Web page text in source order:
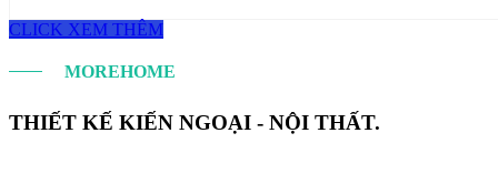
CLICK XEM THÊM
MOREHOME
THIẾT KẾ KIẾN NGOẠI - NỘI THẤT.